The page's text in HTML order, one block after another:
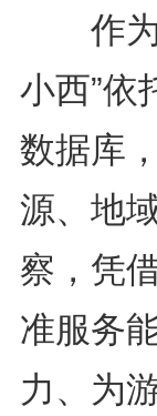
作为
小西”依
数据库
源、地
察，凭
准服务
力、为